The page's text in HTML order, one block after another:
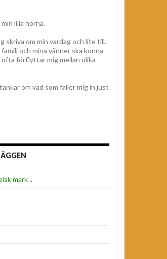
lilla hörna.
skriva om min vardag och lite till.
och mina vänner ska kunna
ofta förflyttar mig mellan olika
om vad som faller mig in just
mark ..